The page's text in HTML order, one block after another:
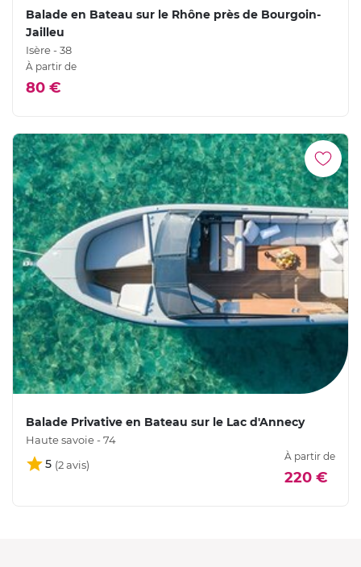
Balade en Bateau sur le Rhône près de Bourgoin-
Jailleu
Isère - 38
À partir de
80 €
Balade Privative en Bateau sur le Lac d'Annecy
Haute savoie - 74
5
À partir de
220 €